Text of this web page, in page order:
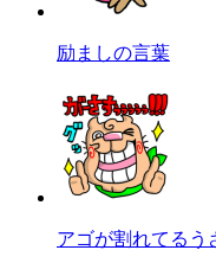
励ましの言葉
アゴが割れてるう